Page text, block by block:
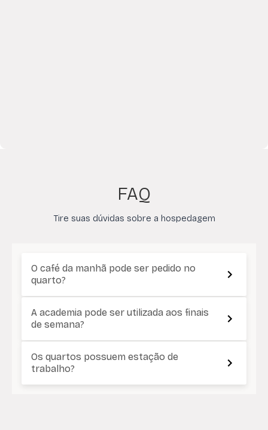
FAQ
Tire suas dúvidas sobre a hospedagem
O café da manhã pode ser pedido no
quarto?
A academia pode ser utilizada aos finais
de semana?
Os quartos possuem estação de
trabalho?